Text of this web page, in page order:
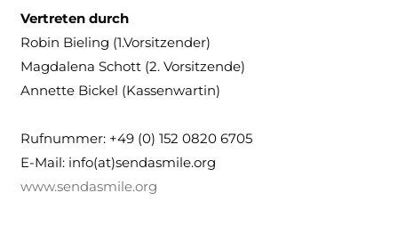
Vertreten durch
Robin Bieling (1.Vorsitzender)
Magdalena Schott (2. Vorsitzende)
Annette Bickel (Kassenwartin)
Rufnummer: +49 (0) 152 0820 6705
E-Mail: info(at)sendasmile.org
www.sendasmile.org